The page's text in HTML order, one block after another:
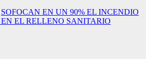
SOFOCAN EN UN 90% EL INCENDIO
EL RELLENO SANITARIO